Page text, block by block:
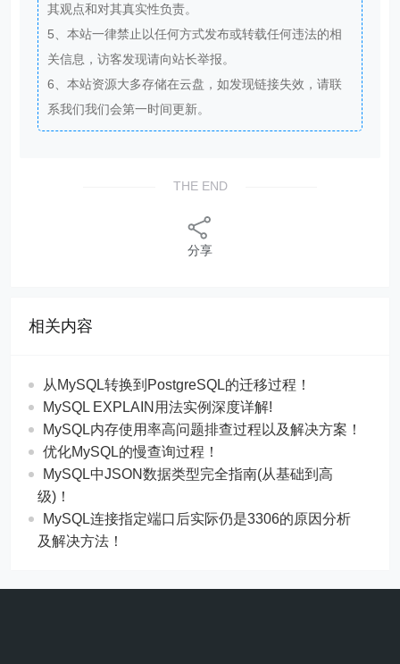
其观点和对其真实性负责。
5、本站一律禁止以任何方式发布或转载任何违法的相
关信息，访客发现请向站长举报。
6、本站资源大多存储在云盘，如发现链接失效，请联
系我们我们会第一时间更新。
THE END
分享
相关内容
从MySQL转换到PostgreSQL的迁移过程！
MySQL EXPLAIN用法实例深度详解!
MySQL内存使用率高问题排查过程以及解决方案！
优化MySQL的慢查询过程！
MySQL中JSON数据类型完全指南(从基础到高
级)！
MySQL连接指定端口后实际仍是3306的原因分析
及解决方法！